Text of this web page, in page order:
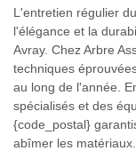
L'entretien régulier
l'élégance et la
Avray. Chez Arbre
techniques
au long de l'année.
spécialisés et des
{code_postal}
abîmer les